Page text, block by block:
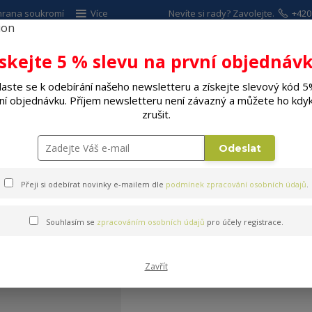
soukromí Více
Hledat
Nevíte si rady? Zavolejte.
SPOTŘEBIČE ELEKTRO DÍLNA A
Sušičky potravin
5 % slevu na první
se k odebírání našeho newsletteru a získejte slevový kód
objednávku. Příjem newsletteru není závazný a můžete ho
zrušit.
Odeslat
Přeji si odebírat novinky e-mailem dle podmínek zpracování osobních údajů.
Souhlasím se zpracováním osobních údajů pro účely registrace.
Zavřít